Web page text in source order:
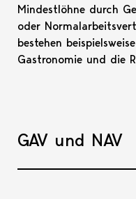
Mindestlöhne durch
oder
bestehen
Gastronomie und die
GAV und NAV